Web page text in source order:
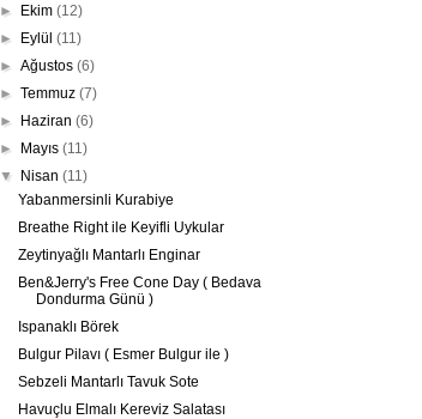
► Ekim(12)
► Eylül(11)
►Ağustos(6)
►Temmuz(7)
► Haziran(6)
► Mayıs(11)
▼ Nisan(11)
Yabanmersinli Kurabiye
Breathe Right ile Keyifli Uykular
Zeytinyağlı Mantarlı Enginar
Ben&Jerry's Free Cone Day ( Bedava
Dondurma Günü )
Ispanaklı Börek
Bulgur Pilavı ( Esmer Bulgur ile )
Sebzeli Mantarlı Tavuk Sote
Havuçlu Elmalı Kereviz Salatası